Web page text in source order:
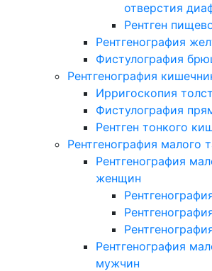
отверстия
Рентген
Рентгенография
Фистулография
Рентгенография
Ирригоскопия
Фистулография
Рентген тонкого
Рентгенография малого
Рентгенография
женщин
Рентгенография
мужчин